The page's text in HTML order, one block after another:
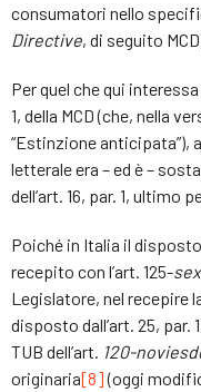
consumatori nello
Directive, di seguito
Per quel che qui
1, della MCD (che, nella
“Estinzione anticipata”),
letterale era – ed è –
dell’art. 16, par. 1, ultimo
Poiché in Italia il disposto
recepito con l’art. 125-
Legislatore, nel recepire
disposto dall’art. 25, par.
TUB dell’art. 120-
originaria[8](oggi